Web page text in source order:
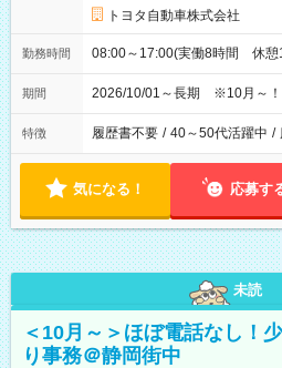
トヨタ自動車株式会社
勤務時間 08:00～17:00(実働8時間 休
期間 2026/10/01～長期 ※10月～！
特徴 履歴書不要 / 40～50代活躍中 /
気になる！ 応募す
未読
＜10月～＞ほぼ電話なし！
り事務＠静岡街中